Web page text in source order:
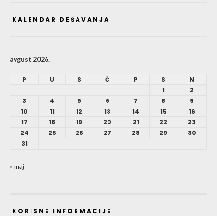
KALENDAR DEŠAVANJA
avgust 2026.
P U S Č P S
N
1
2
3
4 5 6 7 8
9
10
11 12 13 14 15
16
17
18 19 20 21 22
23
24
25 26 27 28 29
30
31
« maj
KORISNE INFORMACIJE